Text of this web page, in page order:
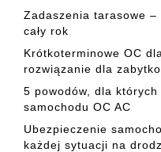
Zadaszenia tarasowe
cały rok
Krótkoterminowe OC
rozwiązanie dla
5 powodów, dla
samochodu OC AC
Ubezpieczenie
każdej sytuacji na